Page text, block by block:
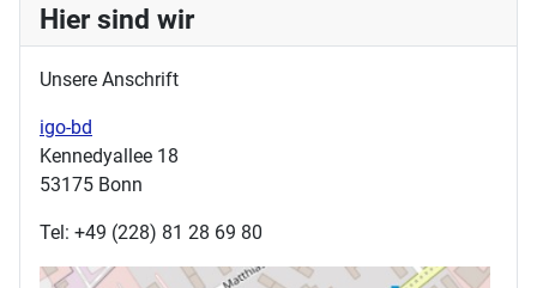
Hier sind wir
Unsere Anschrift
igo-bd
Kennedyallee 18
53175 Bonn
Tel: +49 (228) 81 28 69 80